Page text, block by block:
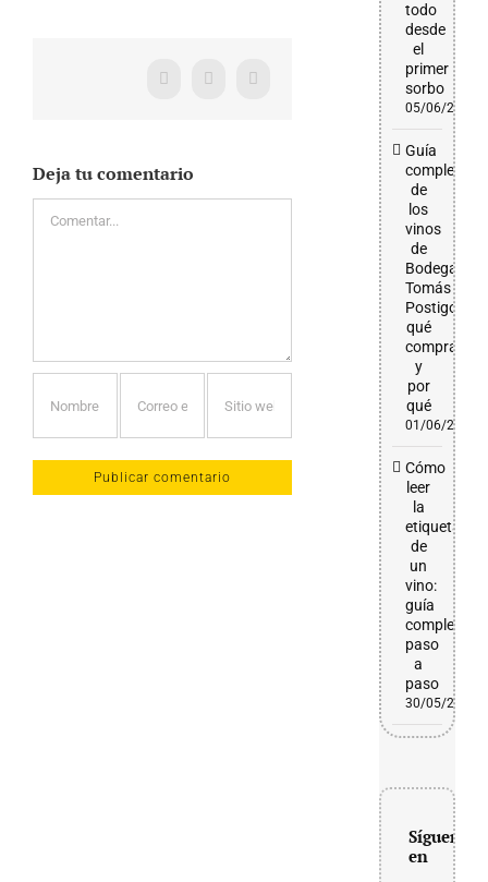
Facebook
X WhatsApp
Deja tu comentario
todo
desde
el
primer
sorbo
05/06/2026
Guía
completa
de
los
vinos
de
Bodega
Tomás
Postigo:
qué
comprar
y
por
qué
01/06/2026
Cómo
leer
la
etiqueta
de
un
vino:
guía
completa
paso
a
paso
30/05/2026
Síguenos
en